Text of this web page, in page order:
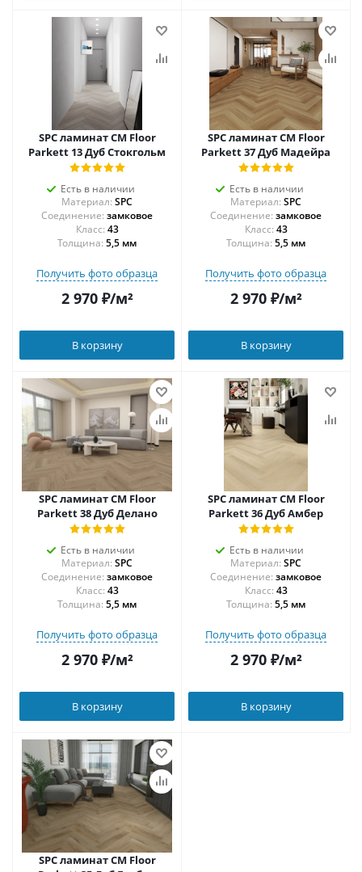
SPC ламинат CM Floor
Parkett 13 Дуб Стокгольм
Есть в наличии
Материал: SPC
Соединение: замковое
43
Толщина: 5,5 мм
Получить фото образца
2 970₽/м²
В корзину
SPC ламинат CM Floor
Parkett 37 Дуб Мадейра
Есть в наличии
Материал: SPC
Соединение: замковое
43
Толщина: 5,5 мм
Получить фото образца
2 970₽/м²
В корзину
SPC ламинат CM Floor
Parkett 38 Дуб Делано
Есть в наличии
Материал: SPC
Соединение: замковое
43
Толщина: 5,5 мм
Получить фото образца
2 970₽/м²
В корзину
SPC ламинат CM Floor
Parkett 36 Дуб Амбер
Есть в наличии
Материал: SPC
Соединение: замковое
43
Толщина: 5,5 мм
Получить фото образца
2 970₽/м²
В корзину
SPC ламинат CM Floor